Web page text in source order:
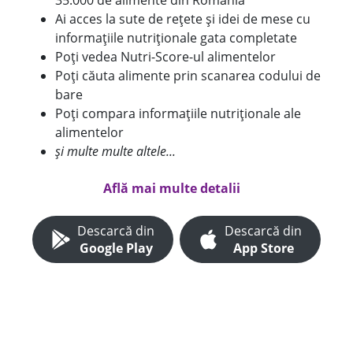
Ai acces la sute de rețete și idei de mese cu
informațiile nutriționale gata completate
Poți vedea Nutri-Score-ul alimentelor
Poți căuta alimente prin scanarea codului de
bare
Poți compara informațiile nutriționale ale
alimentelor
și multe multe altele...
Află mai multe detalii
Descarcă din
Google Play
Descarcă din
App Store